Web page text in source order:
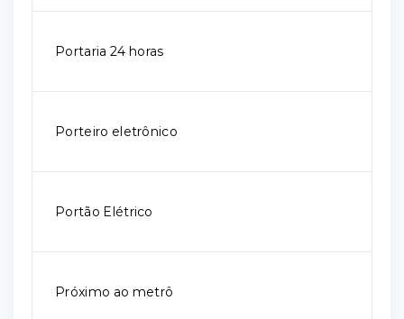
Portaria 24 horas
Porteiro eletrônico
Portão Elétrico
Próximo ao metrô